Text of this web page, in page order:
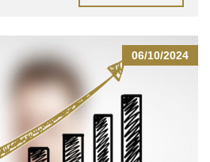
06/10/2024